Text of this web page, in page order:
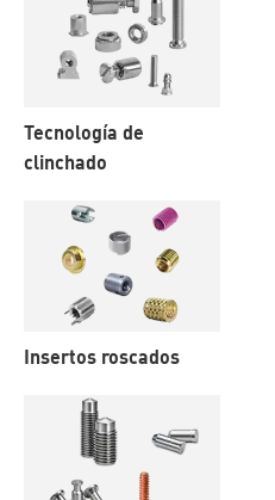
Tecnología de
clinchado
Insertos roscados